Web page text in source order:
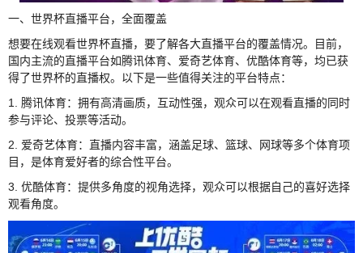
一、世界杯直播平台，全面覆盖
想要在线观看世界杯直播，要了解各大直播平台的覆盖情况。目前，
国内主流的直播平台如腾讯体育、爱奇艺体育、优酷体育等，均已获
得了世界杯的直播权。以下是一些值得关注的平台特点：
1. 腾讯体育：拥有高清画质，互动性强，观众可以在观看直播的同时
参与评论、投票等活动。
2. 爱奇艺体育：直播内容丰富，涵盖足球、篮球、网球等多个体育项
目，是体育爱好者的综合性平台。
3. 优酷体育：提供多角度的视角选择，观众可以根据自己的喜好选择
观看角度。